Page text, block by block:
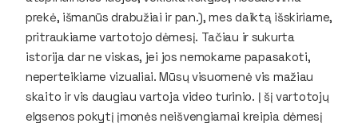
prekė, išmanūs drabužiai ir pan.), mes daiktą išskiriame,
pritraukiame vartotojo dėmesį. Tačiau ir sukurta
istorija dar ne viskas, jei jos nemokame papasakoti,
neperteikiame vizualiai. Mūsų visuomenė vis mažiau
skaito ir vis daugiau vartojavideo turinio. Į šį vartotojų
elgsenos pokytį įmonės neišvengiamai kreipia dėmesį